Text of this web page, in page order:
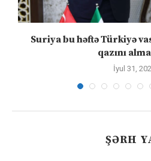
Suriya bu həftə Türkiyə
qazını
İyul 31,
ŞƏRH